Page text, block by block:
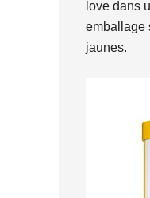
love dans
emballage
jaunes.